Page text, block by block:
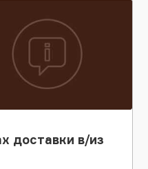
доставки в/из